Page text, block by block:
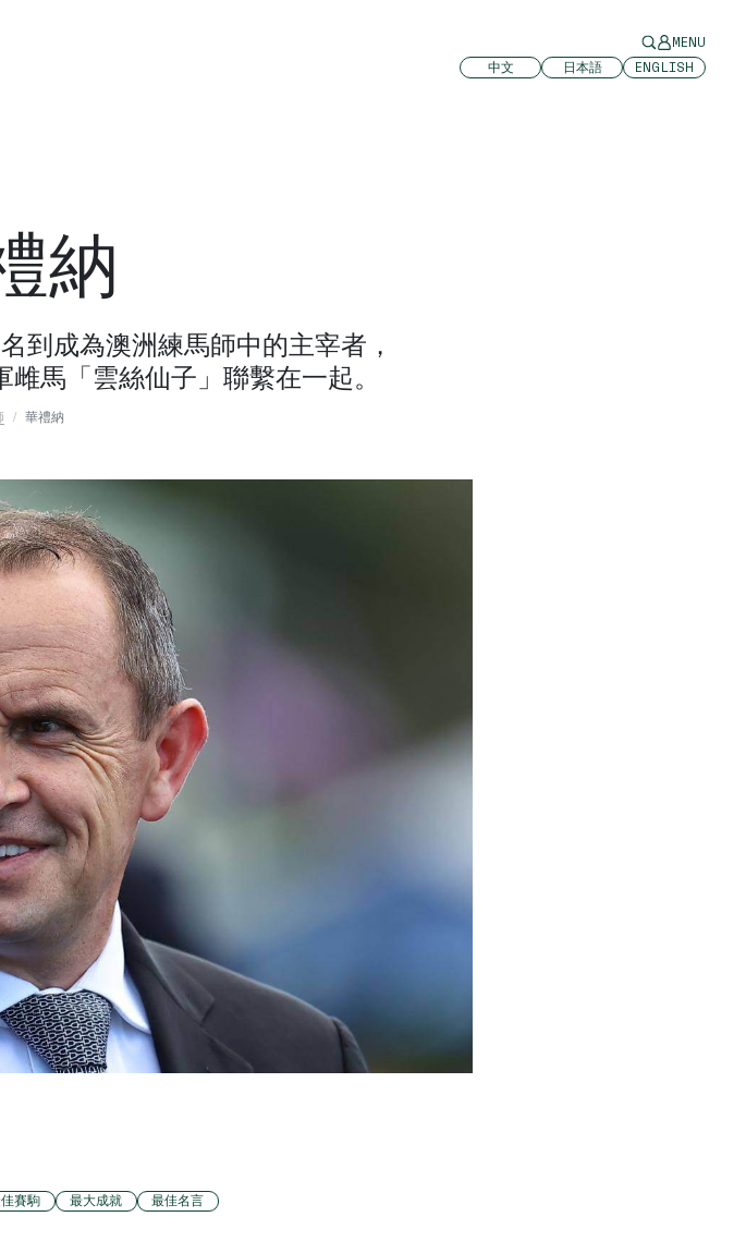
MENU
中文
日本語 ENGLISH
納
到成為澳洲練馬師中的主宰者，
馬「雲絲仙子」聯繫在一起。
華禮納
賽駒 最大成就 最佳名言